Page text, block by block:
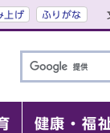
上げ ふりがな
健康・福